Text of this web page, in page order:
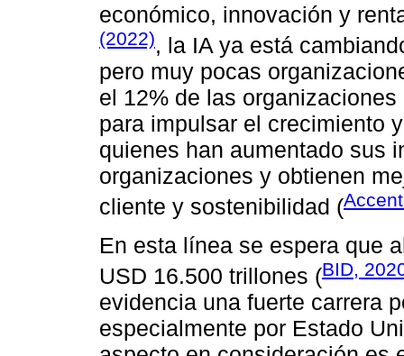
económico, innovación y
(2022), la IA ya está
pero muy pocas
el 12% de las
para impulsar el crecimiento
quienes han aumentado sus
organizaciones y obtienen
cliente y sostenibilidad (
En esta línea se espera que
USD 16.500 trillones (BID,
evidencia una fuerte carrera
especialmente por Estado